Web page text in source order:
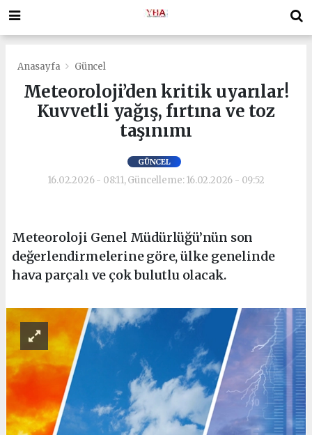
Anasayfa Güncel
Meteoroloji’den kritik uyarılar!
Kuvvetli yağış, fırtına ve toz
taşınımı
GÜNCEL
16.02.2026 - 08:11, Güncelleme: 16.02.2026 - 09:52
Meteoroloji Genel Müdürlüğü’nün son
değerlendirmelerine göre, ülke genelinde
hava parçalı ve çok bulutlu olacak.